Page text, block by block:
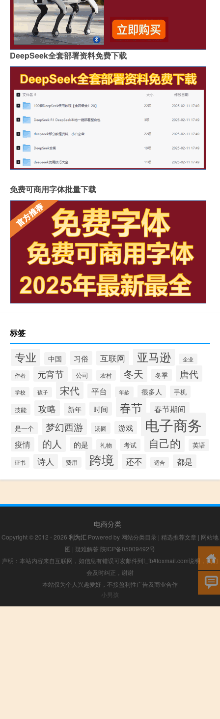
DeepSeek全套部署资料免费下载
免费可商用字体批量下载
标签
专业 中国 习俗 互联网 亚马逊 企业
作者 元宵节 公司 农村 冬天 冬季 唐代
学校 孩子 宋代 平台 年龄 很多人 手机
技能 攻略 新年 时间 春节 春节期间
是一个 梦幻西游 汤圆 游戏 电子商务
疫情 的人 的是 礼物 考试 自己的 英语
证书 诗人 费用 跨境 还不 适合 都是
电商分类
Copyright © 2012 - 2026 利为汇 Powered by 网站分类目录 | 精选推荐文章 | 网站地
图 | 疑难解答 陕ICP备05009492号
声明：本站内容来自互联网，如信息有错误可发邮件到f_fb#foxmail.com说明，我们
会及时纠正，谢谢
本站仅为个人兴趣爱好，不接盈利性广告及商业合作
小男孩